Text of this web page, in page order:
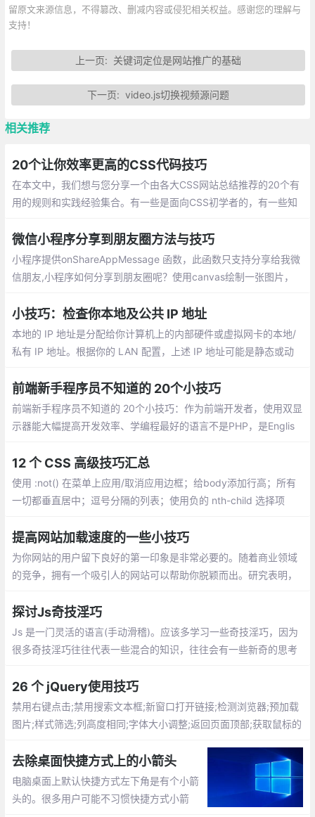
留原文来源信息，不得篡改、删减内容或侵犯相关权益。感谢您的理解与
支持！
上一页: 关键词定位是网站推广的基础
下一页: video.js切换视频源问题
相关推荐
20个让你效率更高的CSS代码技巧
在本文中，我们想与您分享一个由各大CSS网站总结推荐的20个有
用的规则和实践经验集合。有一些是面向CSS初学者的，有一些知
知识
微信小程序分享到朋友圈方法与技巧
小程序提供onShareAppMessage 函数，此函数只支持分享给我微
信朋友,小程序如何分享到朋友圈呢？使用canvas绘制一张图片，
小技巧：检查你本地及公共 IP 地址
本地的 IP 地址是分配给你计算机上的内部硬件或虚拟网卡的本地/
私有 IP 地址。根据你的 LAN 配置，上述 IP 地址可能是静态或动
的公共/外部 IP 地址。
前端新手程序员不知道的 20个小技巧
前端新手程序员不知道的 20个小技巧：作为前端开发者，使用双显
示器能大幅提高开发效率、学编程最好的语言不是PHP，是Englis
gle一下、把觉得不靠谱的需求放到最后做，很可能到时候需求就变
了...
12 个 CSS 高级技巧汇总
使用 :not() 在菜单上应用/取消应用边框；给body添加行高；所有
一切都垂直居中；逗号分隔的列表；使用负的 nth-child 选择项
ght；继承 box-sizing
提高网站加载速度的一些小技巧
为你网站的用户留下良好的第一印象是非常必要的。随着商业领域
的竞争，拥有一个吸引人的网站可以帮助你脱颖而出。研究表明，
探讨Js奇技淫巧
Js 是一门灵活的语言(手动滑稽)。应该多学习一些奇技淫巧，因为
很多奇技淫巧往往代表一些混合的知识，往往会有一些新奇的思考
26 个 jQuery使用技巧
禁用右键点击;禁用搜索文本框;新窗口打开链接;检测浏览器;预加载
图片;样式筛选;列高度相同;字体大小调整;返回页面顶部;获取鼠标的
去除桌面快捷方式上的小箭头
电脑桌面上默认快捷方式左下角是有个小箭
头的。很多用户可能不习惯快捷方式小箭